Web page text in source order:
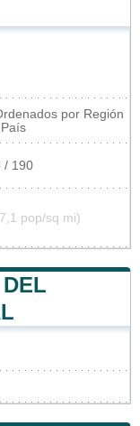
por Región
/ 190
pop/sq mi)